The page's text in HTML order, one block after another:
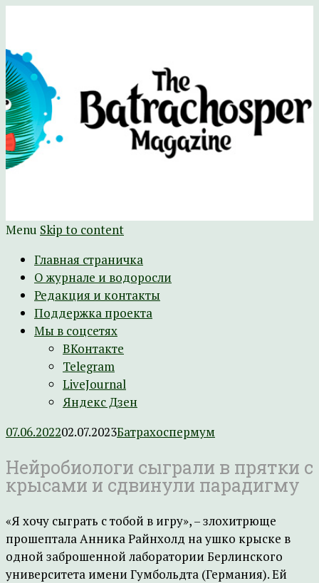
The Batrachospermum Magazine
Батрахоспермум (официальный сайт)
Menu Skip to content
Главная страничка
О журнале и водоросли
Редакция и контакты
Поддержка проекта
Мы в соцсетях
ВКонтакте
Telegram
LiveJournal
Яндекс Дзен
07.06.202202.07.2023Батрахоспермум
Нейробиологи сыграли в прятки с
крысами и сдвинули парадигму
«Я хочу сыграть с тобой в игру», – злохитрюще
прошептала Анника Райнхолд на ушко крыске в
одной заброшенной лаборатории Берлинского
университета имени Гумбольдта (Германия). Ей